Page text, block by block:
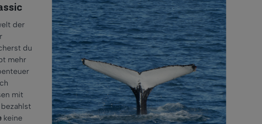
der
du
mehr
mit
keine